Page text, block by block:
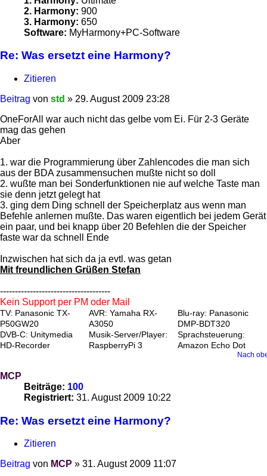
2. Harmony: 900
3. Harmony: 650
Software: MyHarmony+PC-Software
Re: Was ersetzt eine Harmony?
Zitieren
Beitrag von std » 29. August 2009 23:28
OneForAll war auch nicht das gelbe vom Ei. Für 2-3 Geräte
mag das gehen
Aber
1. war die Programmierung über Zahlencodes die man sich
aus der BDA zusammensuchen mußte nicht so doll
2. wußte man bei Sonderfunktionen nie auf welche Taste man
sie denn jetzt gelegt hat
3. ging dem Ding schnell der Speicherplatz aus wenn man
Befehle anlernen mußte. Das waren eigentlich bei jedem Gerät
ein paar, und bei knapp über 20 Befehlen die der Speicher
faste war da schnell Ende
Inzwischen hat sich da ja evtl. was getan
Mit freundlichen Grüßen Stefan
-------------------------------------
Kein Support per PM oder Mail
TV: Panasonic TX-
P50GW20
AVR: Yamaha RX-
A3050
Blu-ray: Panasonic
DMP-BDT320
DVB-C: Unitymedia
HD-Recorder
Musik-Server/Player:
RaspberryPi 3
Sprachsteuerung:
Amazon Echo Dot
Nach
MCP
Beiträge: 100
Registriert: 31. August 2009 10:22
Re: Was ersetzt eine Harmony?
Zitieren
Beitrag von MCP » 31. August 2009 11:07